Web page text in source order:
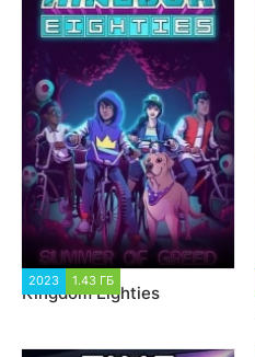
2023 1.43 ГБ
Kingdom Eighties